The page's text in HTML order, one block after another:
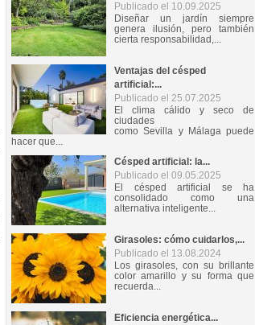
Publicado el 10.09.2025
Diseñar un jardín siempre
genera ilusión, pero también
cierta responsabilidad,...
Ventajas del césped
artificial:...
Publicado el 25.07.2025
El clima cálido y seco de
ciudades
como Sevilla y Málaga puede
hacer que...
Césped artificial: la...
Publicado el 09.05.2025
El césped artificial se ha
consolidado como una
alternativa inteligente...
Girasoles: cómo cuidarlos,...
Publicado el 13.08.2024
Los girasoles, con su brillante
color amarillo y su forma que
recuerda...
Eficiencia energética...